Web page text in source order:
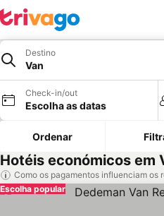
Destino
Van
Check-in/out
Escolha as datas
Ordenar
Hotéis económicos em
Como os pagamentos influenciam os
Escolha popular